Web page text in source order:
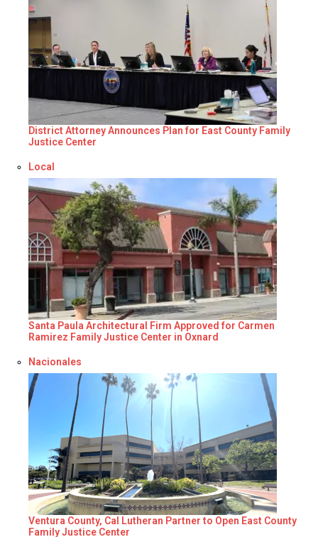
District Attorney Announces Plan for East County Family
Justice Center
Respecto a
Local
Santa Paula Architectural Firm Approved for Carmen
Ramirez Family Justice Center in Oxnard
Respecto a
Nacionales
Ventura County, Cal Lutheran Partner to Open East County
Family Justice Center